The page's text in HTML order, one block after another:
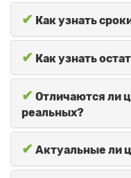
✔ Как узнать
✔ Как узнать
✔ Отличаются ли
реальных?
✔ Актуальные ли